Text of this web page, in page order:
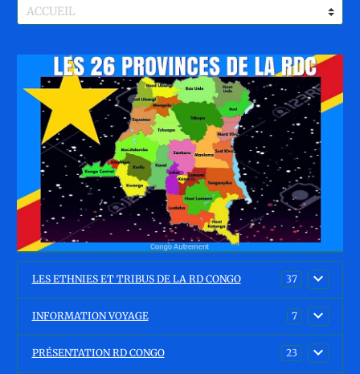
LES ETHNIES ET TRIBUS DE LA RD CONGO 37
INFORMATION VOYAGE 7
PRÉSENTATION RD CONGO 23